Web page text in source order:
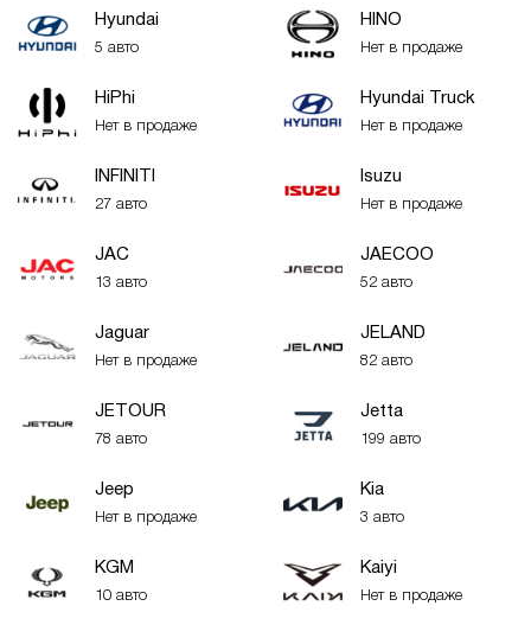
Hyundai
5 авто
HINO
Нет в продаже
HiPhi
Нет в продаже
Hyundai Truck
Нет в продаже
INFINITI
27 авто
Isuzu
Нет в продаже
JAC
13 авто
JAECOO
52 авто
Jaguar
Нет в продаже
JELAND
82 авто
JETOUR
78 авто
Jetta
199 авто
Jeep
Нет в продаже
Kia
3 авто
KGM
10 авто
Kaiyi
Нет в продаже